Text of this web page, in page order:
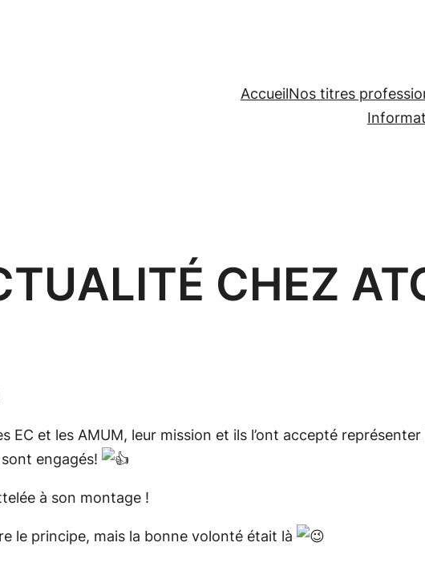
AccueilNos titres
CHEZ
EC et les AMUM, leur mission et ils l’ont accepté
engagés!
à son montage !
le principe, mais la bonne volonté était là